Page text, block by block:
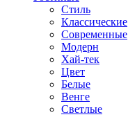
Стиль
Классические
Современные
Модерн
Хай-тек
Цвет
Белые
Венге
Светлые